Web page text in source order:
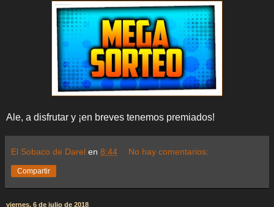
Ale, a disfrutar y ¡en breves tenemos premiados!
El Sobaco de Darel en 8:44 No hay comentarios:
Compartir
viernes, 6 de julio de 2018